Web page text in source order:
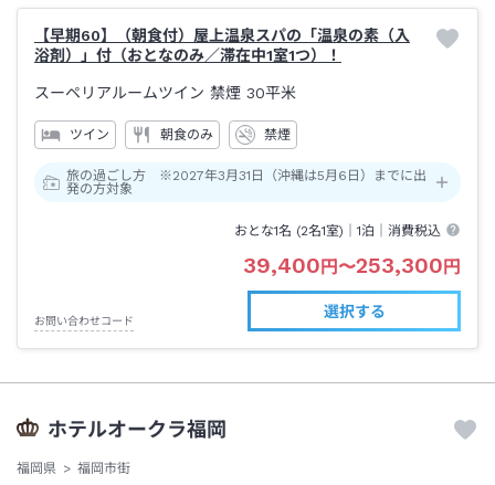
【早期60】（朝食付）屋上温泉スパの「温泉の素（入
浴剤）」付（おとなのみ／滞在中1室1つ）！
スーペリアルームツイン 禁煙 30平米
ツイン 朝食のみ 禁煙
旅の過ごし方 ※2027年3月31日（沖縄は5月6日）までに出
発の方対象
おとな1名 (2名1室)｜1泊 ｜消費税込
39,400 円 〜253,300 円
お問い合わせコード
選択する
ホテルオークラ福岡
福岡県
福岡市街